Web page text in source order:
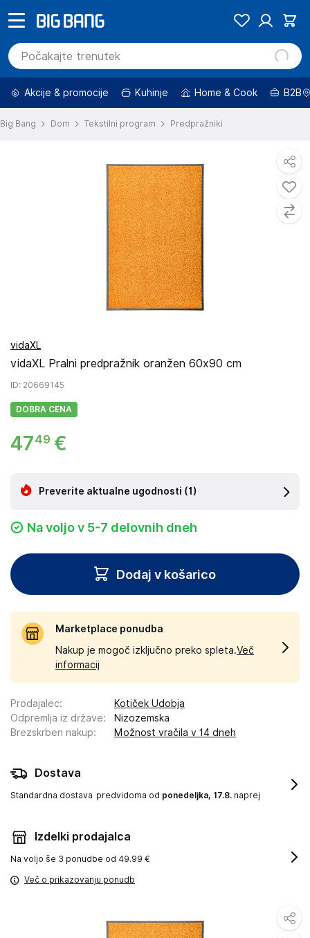
Akcije & promocije Kuhinje Home & Cook B2B
Big Bang Dom Tekstilni program Predpražniki
vidaXL
vidaXL Pralni predpražnik oranžen 60x90 cm
ID: 20669145
DOBRA CENA
4749 €
Preverite aktualne ugodnosti (1)
Na voljo v 5-7 delovnih dneh
Dodaj v košarico
Marketplace ponudba
Nakup je mogoč izključno preko spleta.Več
informacij
Prodajalec:
Kotiček Udobja
Odpremlja iz države:
Nizozemska
Brezskrben nakup: Možnost vračila v 14 dneh
Dostava
Standardna dostava predvidoma od ponedeljka, 17.8. naprej
Izdelki prodajalca
Na voljo še 3 ponudbe od 49.99 €
Več o prikazovanju ponudb